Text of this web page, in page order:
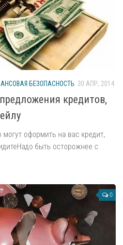
БЕЗОПАСНОСТЬ 30 АПР, 2014
кредитов,
оформить на вас кредит,
быть осторожнее с
0